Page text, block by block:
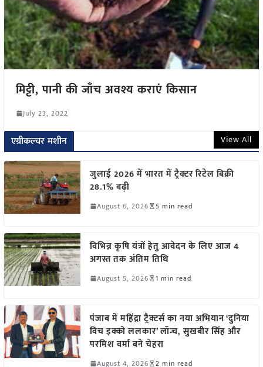
मिट्टी, पानी की जाँच अवश्य कराएं किसान
July 23, 2022
एग्रीकल्चर मशीन View All
जुलाई 2026 में भारत में ट्रैक्टर रिटेल बिक्री
28.1% बढ़ी
August 6, 2026 5 min read
विभिन्न कृषि यंत्रों हेतु आवेदन के लिए आज 4
अगस्त तक अंतिम तिथि
August 5, 2026 1 min read
पंजाब में महिंद्रा ट्रैक्टर्स का नया अभियान ‘दुनिया
विच इक्को ललकार’ लॉन्च, सुखबीर सिंह और
परमिश वर्मा बने चेहरा
August 4, 2026 2 min read